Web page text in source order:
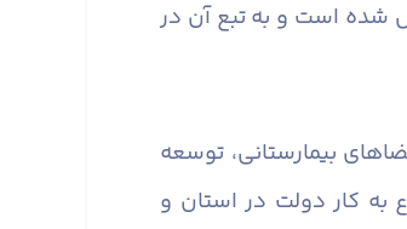
شده است و به تبع آن در
بیمارستانی، توسعه
به کار دولت در استان و